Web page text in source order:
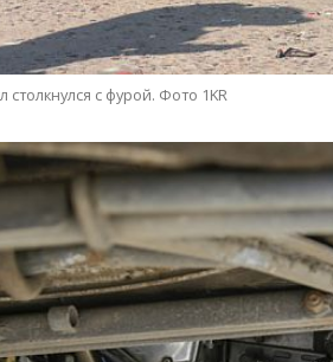
столкнулся с фурой. Фото 1KR